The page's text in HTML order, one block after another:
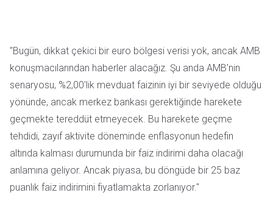
"Bugün, dikkat çekici bir euro bölgesi verisi yok, ancak AMB
konuşmacılarından haberler alacağız. Şu anda AMB'nin
senaryosu, %2,00'lik mevduat faizinin iyi bir seviyede olduğu
yönünde, ancak merkez bankası gerektiğinde harekete
geçmekte tereddüt etmeyecek. Bu harekete geçme
tehdidi, zayıf aktivite döneminde enflasyonun hedefin
altında kalması durumunda bir faiz indirimi daha olacağı
anlamına geliyor. Ancak piyasa, bu döngüde bir 25 baz
puanlık faiz indirimini fiyatlamakta zorlanıyor."